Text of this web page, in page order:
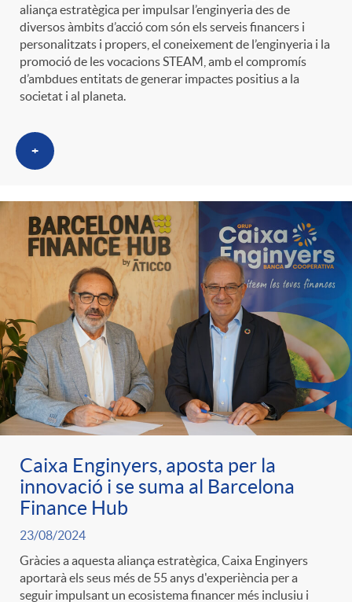
o
C
t
e
o
r
i
a
s
u
t
s
aliança estratègica per impulsar l’enginyeria des de
diversos àmbits d’acció com són els serveis financers i
personalitzats i propers, el coneixement de l’enginyeria i la
promoció de les vocacions STEAM, amb el compromís
d’ambdues entitats de generar impactes positius a la
societat i al planeta.
+
Caixa Enginyers, aposta per la
innovació i se suma al Barcelona
Finance Hub
23/08/2024
Gràcies a aquesta aliança estratègica, Caixa Enginyers
aportarà els seus més de 55 anys d'experiència per a
seguir impulsant un ecosistema financer més inclusiu i